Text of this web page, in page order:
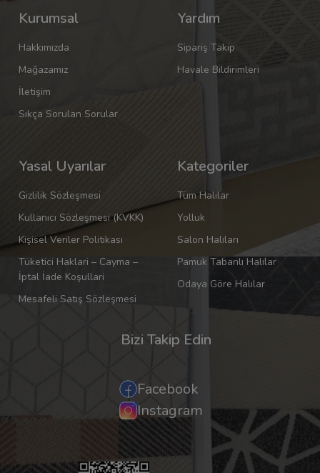
Kurumsal
Hakkımızda
Mağazamız
İletişim
Sıkça Sorulan Sorular
Yardım
Sipariş Takip
Havale Bildirimleri
Yasal Uyarılar
Gizlilik Sözleşmesi
Kullanıcı Sözleşmesi (KVKK)
Kişisel Veriler Politikası
Tüketici Haklari – Cayma –
İptal İade Koşullari
Mesafeli Satış Sözleşmesi
Kategoriler
Tüm Halılar
Yolluk
Salon Halıları
Pamuk Tabanlı Halılar
Odaya Göre Halılar
Bizi Takip Edin
Facebook
Instagram